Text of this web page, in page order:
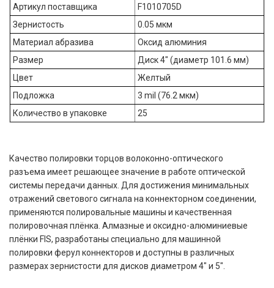
Артикул поставщика
F1010705D
Зернистость
0.05 мкм
Материал абразива
Оксид алюминия
Размер
Диск 4" (диаметр 101.6 мм)
Цвет
Желтый
Подложка
3 mil (76.2 мкм)
Количество в упаковке
25
Качество полировки торцов волоконно-оптического
разъема имеет решающее значение в работе оптической
системы передачи данных. Для достижения минимальных
отражений светового сигнала на коннекторном соединении,
применяются полировальные машины и качественная
полировочная плёнка. Алмазные и оксидно-алюминиевые
плёнки FIS, разработаны специально для машинной
полировки ферул коннекторов и доступны в различных
размерах зернистости для дисков диаметром 4" и 5".